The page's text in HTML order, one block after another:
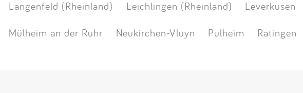
Langenfeld (Rheinland) Leichlingen (Rheinland) Leverkusen
Mülheim an der Ruhr Neukirchen-Vluyn Pulheim Ratingen